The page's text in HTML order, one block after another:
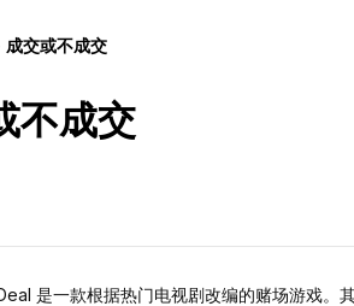
成交或不成交
不成交
是一款根据热门电视剧改编的赌场游戏。